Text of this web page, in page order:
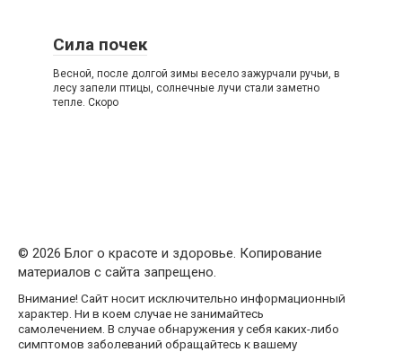
Сила почек
Весной, после долгой зимы весело зажурчали ручьи, в
лесу запели птицы, солнечные лучи стали заметно
тепле. Скоро
© 2026 Блог о красоте и здоровье. Копирование
материалов с сайта запрещено.
Внимание! Сайт носит исключительно информационный
характер. Ни в коем случае не занимайтесь
самолечением. В случае обнаружения у себя каких-либо
симптомов заболеваний обращайтесь к вашему